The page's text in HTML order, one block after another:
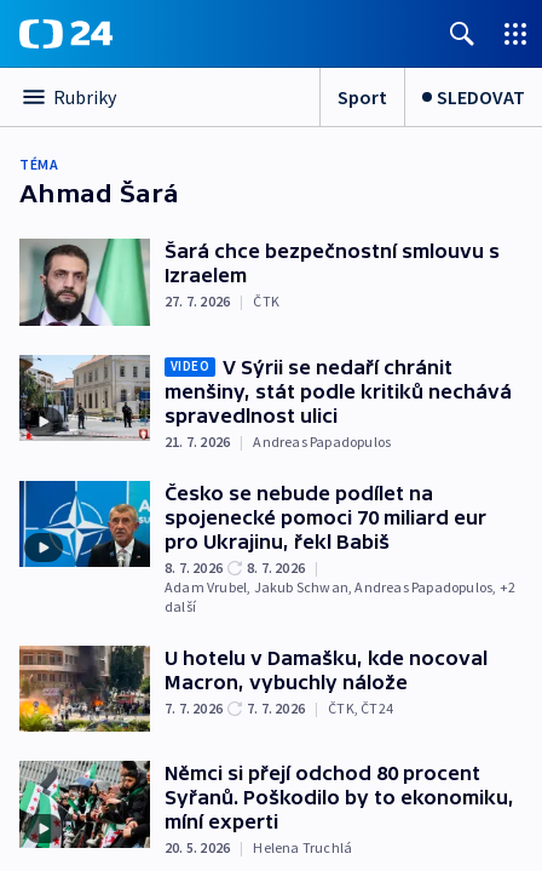
Rubriky Sport SLEDOVAT
TÉMA
Ahmad Šará
Šará chce bezpečnostní smlouvu s
Izraelem
27. 7. 2026 | ČTK
VIDEO
V Sýrii se nedaří chránit
menšiny, stát podle kritiků nechává
spravedlnost ulici
21. 7. 2026 | Andreas Papadopulos
Česko se nebude podílet na
spojenecké pomoci 70 miliard eur
pro Ukrajinu, řekl Babiš
8. 7. 2026 8. 7. 2026 |
Adam Vrubel Jakub Schwan ,Andreas Papadopulos , +2
další
U hotelu v Damašku, kde nocoval
Macron, vybuchly nálože
7. 7. 2026 7. 7. 2026 | ČTK ČT24
Němci si přejí odchod 80 procent
Syřanů. Poškodilo by to ekonomiku,
míní experti
20. 5. 2026 | Helena Truchlá